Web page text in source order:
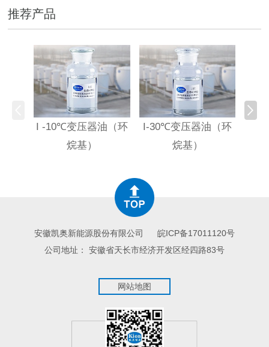
推荐产品
I -10℃变压器油（环
烷基）
I-30℃变压器油（环
烷基）
安徽凯奥新能源股份有限公司
皖ICP备17011120号
公司地址： 安徽省天长市经济开发区经四路83号
网站地图